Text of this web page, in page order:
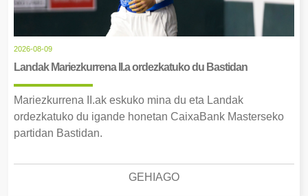
2026-08-09
Landak Mariezkurrena II.a ordezkatuko du Bastidan
Mariezkurrena II.ak eskuko mina du eta Landak
ordezkatuko du igande honetan CaixaBank Masterseko
partidan Bastidan.
GEHIAGO